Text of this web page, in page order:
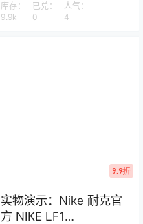
库存：
9.9k
已兑：
0
人气：
4
9.9折
实物演示：Nike 耐克官
方 NIKE LF1